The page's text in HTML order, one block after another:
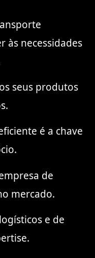
às necessidades
seus produtos
é a chave
de
mercado.
e de